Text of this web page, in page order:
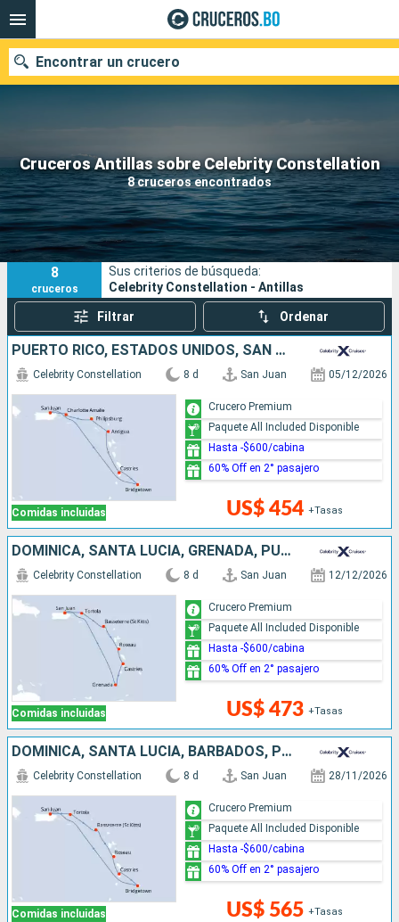
Cruceros Antillas sobre Celebrity Constellation
8 cruceros encontrados
Encontrar un crucero
Nuestros destinos
Fecha de salida
Puertos Compañías
Buscar
8
cruceros
Sus criterios de búsqueda:
Celebrity Constellation - Antillas
Filtrar Ordenar
PUERTO RICO, ESTADOS UNIDOS, SAN MARTÍN, ANTIGUA Y BARBUDA, SANTA LUCIA, BARBADOS
Comidas incluidas
Celebrity Constellation 8 d San Juan 05/12/2026
US$ 454 +Tasas
Crucero Premium
Paquete All Included Disponible
Hasta -$600/cabina
60% Off en 2° pasajero
DOMINICA, SANTA LUCIA, GRENADA, PUERTO RICO
Comidas incluidas
Celebrity Constellation 8 d San Juan 12/12/2026
US$ 473 +Tasas
Crucero Premium
Paquete All Included Disponible
Hasta -$600/cabina
60% Off en 2° pasajero
DOMINICA, SANTA LUCIA, BARBADOS, PUERTO RICO
Comidas incluidas
Celebrity Constellation 8 d San Juan 28/11/2026
US$ 565 +Tasas
Crucero Premium
Paquete All Included Disponible
Hasta -$600/cabina
60% Off en 2° pasajero